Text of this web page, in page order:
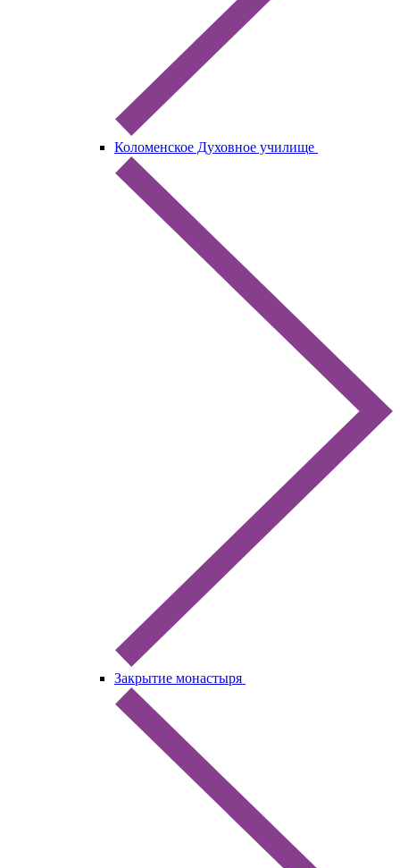
Коломенское Духовное училище
Закрытие монастыря